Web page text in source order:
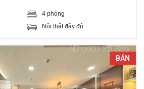
4 phòng
Nội thất đầy đủ
BÁN